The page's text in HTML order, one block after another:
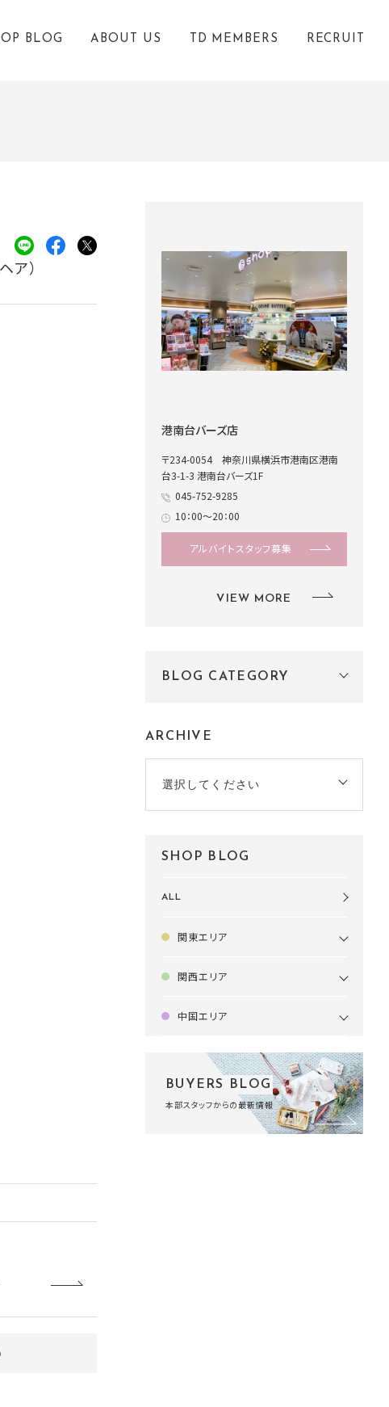
BLOG ABOUT US TD MEMBERS RECRUIT
ア）
港南台バーズ店
〒234-0054 神奈川県横浜市港南区港南
台3-1-3 港南台バーズ1F
045-752-9285
10：00～20：00
アルバイトスタッフ募集
VIEW MORE
BLOG CATEGORY
ARCHIVE
選択してください
SHOP BLOG
ALL
関東エリア
関西エリア
中国エリア
BUYERS BLOG
本部スタッフからの最新情報